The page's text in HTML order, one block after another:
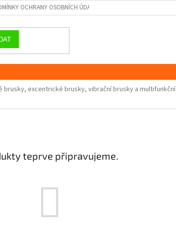
OCHRANY OSOBNÍCH ÚDAJŮ GDPR
excentrické brusky, vibrační brusky a multifunkční
teprve připravujeme.